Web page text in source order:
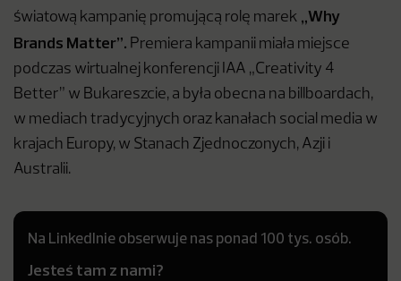
światową kampanię promującą rolę marek „Why
Brands Matter”. Premiera kampanii miała miejsce
podczas wirtualnej konferencji IAA „Creativity 4
Better” w Bukareszcie, a była obecna na billboardach,
w mediach tradycyjnych oraz kanałach social media w
krajach Europy, w Stanach Zjednoczonych, Azji i
Australii.
Na LinkedInie obserwuje nas ponad 100 tys. osób.
Jesteś tam z nami?